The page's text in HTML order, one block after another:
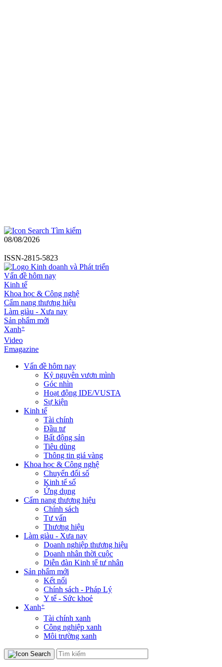
Tìm kiếm
08/08/2026
ISSN-2815-5823
Vấn đề hôm nay
Kinh tế
Khoa học & Công nghệ
Cẩm nang thương hiệu
Làm giàu - Xưa nay
Sản phẩm mới
Xanh+
Video
Emagazine
Vấn đề hôm nay
Kỷ nguyên vươn mình
Góc nhìn
Hoạt động IDE/VUSTA
Sự kiện
Kinh tế
Tài chính
Đầu tư
Bất động sản
Tiêu dùng
Thông tin giá vàng
Khoa học & Công nghệ
Chuyển đổi số
Kinh tế số
Ứng dụng
Cẩm nang thương hiệu
Chính sách
Tư vấn
Thương hiệu
Làm giàu - Xưa nay
Doanh nghiệp thương hiệu
Doanh nhân thời cuộc
Diễn đàn Kinh tế tư nhân
Sản phẩm mới
Kết nối
Chính sách - Pháp Lý
Y tế - Sức khoẻ
Xanh+
Tài chính xanh
Công nghiệp xanh
Môi trường xanh